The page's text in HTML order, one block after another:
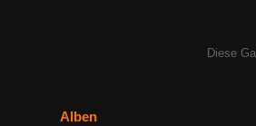
Diese
Alben